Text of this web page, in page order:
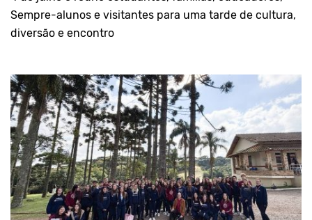
Sempre-alunos e visitantes para uma tarde de cultura,
diversão e encontro